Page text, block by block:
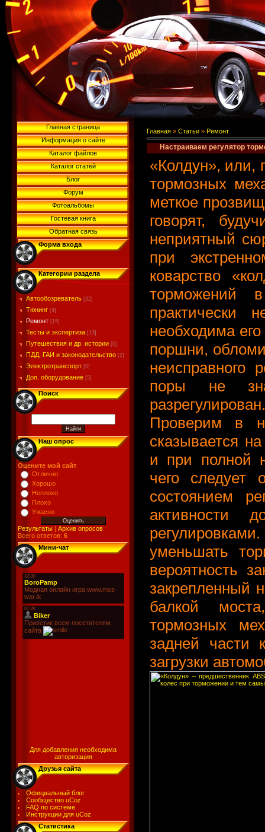
Главная страница
Информация о сайте
Каталог файлов
Каталог статей
Блог
Форум
Фотоальбомы
Гостевая книга
Обратная связь
Форма входа
Категории раздела
Автообозреватель [32]
Тюнинг [4]
Ремонт [15]
Тесты и экспертиза [13]
Путешествия и др. истории [0]
ПДД, ГАИ и законодательство [2]
Электротранспорт [0]
Доп. оборудование [5]
Поиск
Наш опрос
Оцените мой сайт
Отлично
Хорошо
Неплохо
Плохо
Ужасно
Результаты| Архив опросов
Всего ответов: 6
Мини-чат
Для добавления необходима
авторизация
Друзья сайта
Официальный блог
Сообщество uCoz
FAQ по системе
Инструкции для uCoz
Статистика
Главная » Статьи » Ремонт
Настраиваем регулятор
«Колдун», или,
тормозных
меткое
говорят,
неприятный
при
коварство
торможений
практически
необходима
поршни,
неисправного
поры не
Проверим в
сказывается
и при полной
чего следует
состоянием
активности
уменьшать
вероятность
закрепленный
балкой
тормозных
задней части
загрузки